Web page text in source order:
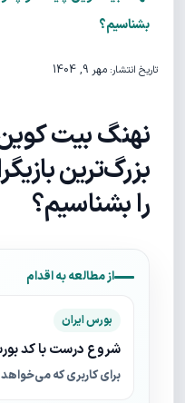
بشناسیم؟
تاریخ انتشار: مهر 9, 1404
نهنگ بیت
بزرگ‌ترین
را بشناسیم؟
از مطالعه به اقدام
بورس ایران
شروع درست با کد
برای کاربری که می‌خواهد